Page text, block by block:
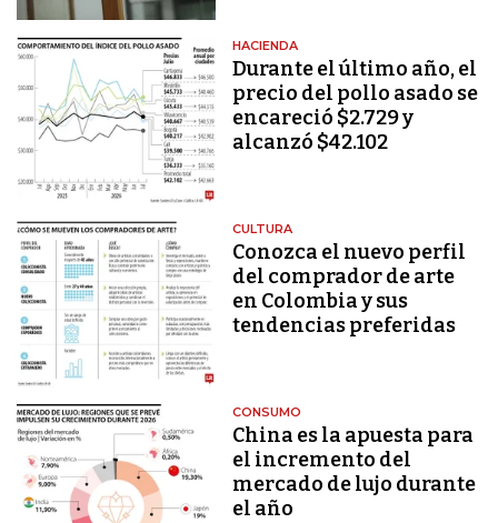
HACIENDA
Durante el último año, el
precio del pollo asado se
encareció $2.729 y
alcanzó $42.102
CULTURA
Conozca el nuevo perfil
del comprador de arte
en Colombia y sus
tendencias preferidas
CONSUMO
China es la apuesta para
el incremento del
mercado de lujo durante
el año